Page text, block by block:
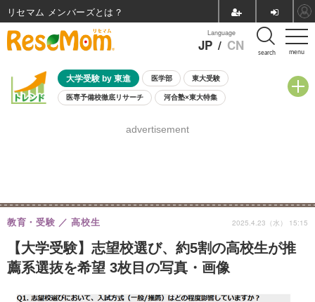
menu
Language
JP / CN search
大学受験 by 東進 医学部 東大受験
医専予備校徹底リサーチ 河合塾×東大特集
8月開催学校説明会・相談会
advertisement
【大学受験】志望校選び、約5割の高校生が推
薦系選抜を希望 3枚目の写真・画像
教育・受験 高校生 2025.4.23（水） 15:15
リセマム メンバーズ